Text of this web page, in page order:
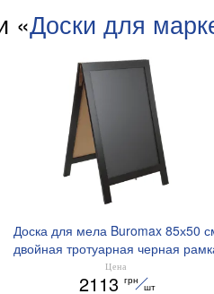
«Доски для
Доска для мела Buromax 85х50
двойная тротуарная черная
BM.0061
Цена
2113 грн
шт